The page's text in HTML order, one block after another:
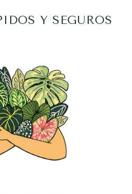
Y SEGUROS